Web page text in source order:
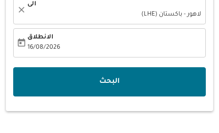
الى
لاهور - باكستان (LHE)
close
الانطلاق
16/08/2026
today
البحث